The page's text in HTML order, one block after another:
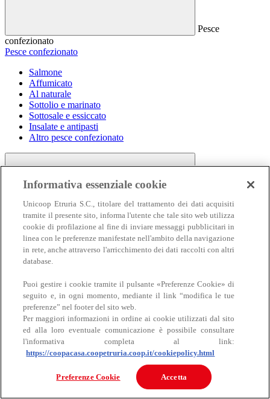
Pesce
confezionato
Pesce confezionato
Salmone
Affumicato
Al naturale
Sottolio e marinato
Sottosale e essiccato
Insalate e antipasti
Altro pesce confezionato
Carne
Carne
Bovino
Informativa essenziale cookie
Unicoop Etruria S.C., titolare del trattamento dei dati acquisiti
tramite il presente sito, informa l'utente che tale sito web utilizza
cookie di profilazione al fine di inviare messaggi pubblicitari in
linea con le preferenze manifestate nell'ambito della navigazione
in rete, anche attraverso l'arricchimento dei dati raccolti con altri
database.
Puoi gestire i cookie tramite il pulsante «Preferenze Cookie» di
seguito e, in ogni momento, mediante il link “modifica le tue
preferenze” nel footer del sito web.
Per maggiori informazioni in ordine ai cookie utilizzati dal sito
ed alla loro eventuale comunicazione è possibile consultare
l'informativa completa al link:
https://coopacasa.coopetruria.coop.it/cookiepolicy.html
Preferenze Cookie Accetta